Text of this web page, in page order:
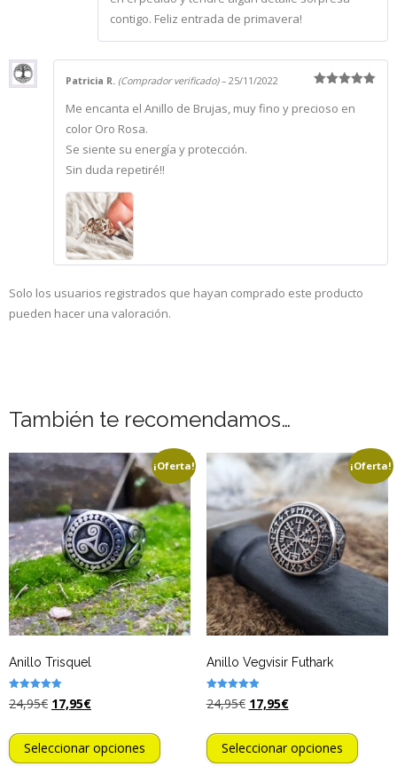
contigo. Feliz entrada de primavera!
con5de 5
Patricia R. (Comprador verificado) – 25/11/2022
Me encanta el Anillo de Brujas, muy fino y precioso en
color Oro Rosa.
Se siente su energía y protección.
Sin duda repetiré!!
Solo los usuarios registrados que hayan comprado este producto
pueden hacer una valoración.
También te recomendamos…
¡Oferta!
Anillo Trisquel
Valorado
con
24,95€ 17,95€
Seleccionar opciones
¡Oferta!
Anillo Vegvisir Futhark
Valorado
con
24,95€ 17,95€
Seleccionar opciones